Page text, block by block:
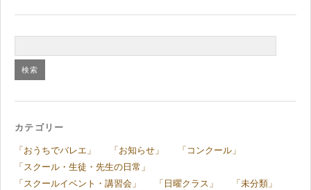
カテゴリー
「おうちでバレエ」 「お知らせ」
「コンクール」
「スクール・生徒・先生の日常」
「スクールイベント・講習会」
「日曜クラス」
「未分類」